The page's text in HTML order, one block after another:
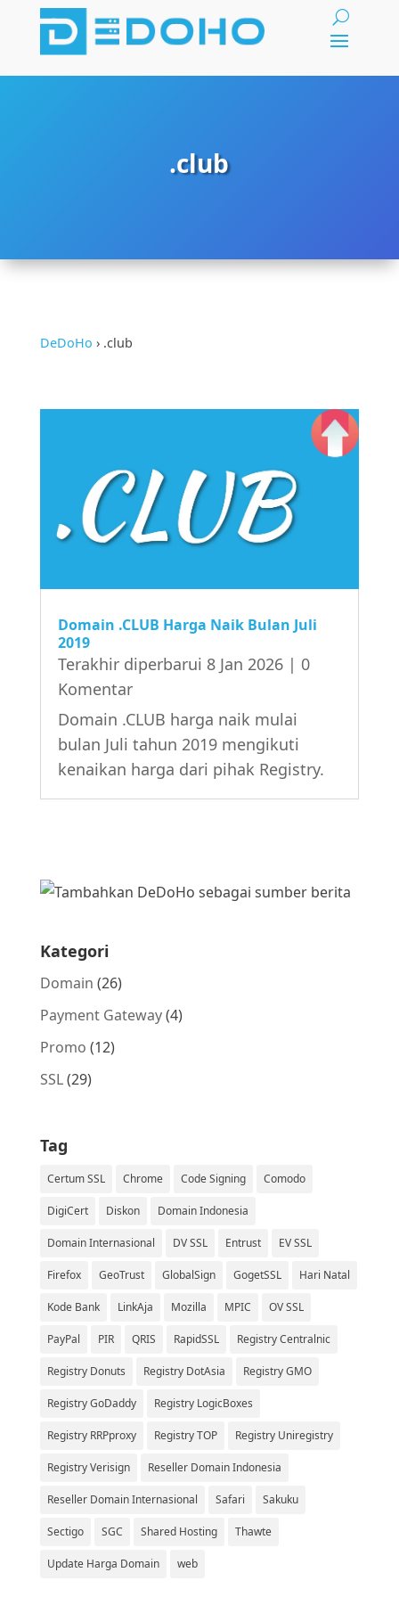
.club
DeDoHo › .club
Domain .CLUB Harga Naik Bulan Juli
2019
Terakhir diperbarui 8 Jan 2026| 0
Komentar
Domain .CLUB harga naik mulai
bulan Juli tahun 2019 mengikuti
kenaikan harga dari pihak Registry.
Kategori
Domain (26)
Payment Gateway(4)
Promo (12)
SSL(29)
Tag
Certum SSL Chrome Code Signing Comodo
DigiCert Diskon Domain Indonesia
Domain Internasional DV SSL Entrust EV SSL
Firefox GeoTrust GlobalSign GogetSSL Hari Natal
Kode Bank LinkAja Mozilla MPIC OV SSL
PayPal PIR QRIS RapidSSL Registry Centralnic
Registry Donuts Registry DotAsia Registry GMO
Registry GoDaddy Registry LogicBoxes
Registry RRPproxy Registry TOP Registry Uniregistry
Registry Verisign Reseller Domain Indonesia
Reseller Domain Internasional Safari Sakuku
Sectigo SGC Shared Hosting Thawte
Update Harga Domain web